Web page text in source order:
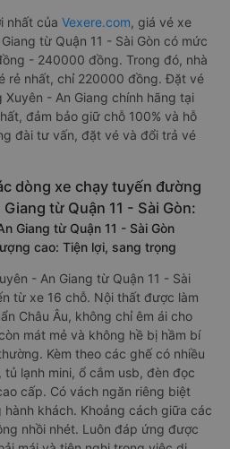
nhất của Vexere.com, giá vé xe
từ Quận 11 - Sài Gòn có mức
- 240000 đồng. Trong đó, nhà
rẻ nhất, chỉ 220000 đồng. Đặt vé
Xuyên - An Giang chính hãng tại
đảm bảo giữ chỗ 100% và hỗ
đài tư vấn, đặt vé và đổi trả vé
dòng xe chạy tuyến đường
từ Quận 11 - Sài Gòn:
Giang từ Quận 11 - Sài Gòn
cao: Tiện lợi, sang trọng
- An Giang từ Quận 11 - Sài
từ xe 16 chỗ. Nội thất được làm
Châu Âu, không chỉ êm ái cho
mát mẻ và không hề bị hầm bí
Kèm theo các ghế có nhiều
lạnh mini, ổ cắm usb, đèn đọc
cấp. Có vách ngăn riêng biệt
khách. Khoảng cách giữa các
nhồi nhét. Luôn đáp ứng được